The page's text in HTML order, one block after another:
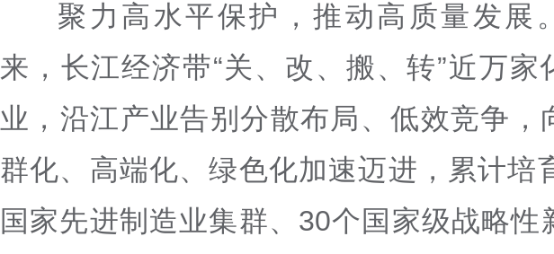
聚力高水平保护，推动高质量发展
来，长江经济带“关、改、搬、转”近万家
业，沿江产业告别分散布局、低效竞争，
群化、高端化、绿色化加速迈进，累计培
国家先进制造业集群、30个国家级战略性